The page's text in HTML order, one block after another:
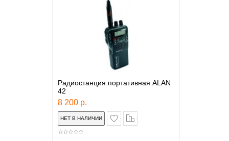
Радиостанция портативная ALAN
42
8 200 р.
в закладки